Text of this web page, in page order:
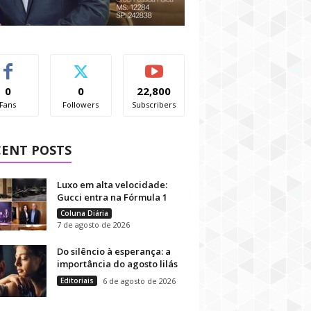
0
Fans
0
Followers
22,800
Subscribers
POSTS
Luxo em alta velocidade:
Gucci entra na Fórmula 1
Coluna Diária
7 de agosto de 2026
Do silêncio à esperança: a
importância do agosto lilás
Editoriais 6 de agosto de 2026